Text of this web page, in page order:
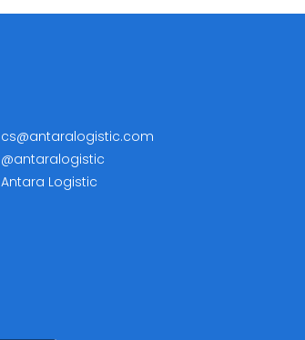
cs@antaralogistic.com
@antaralogistic
Antara Logistic